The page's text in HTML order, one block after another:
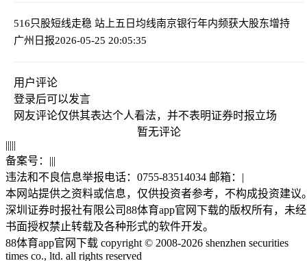
516只股短线走稳 站上五日均线南京银行年内频获大股东增持
广州日报2026-05-25 20:05:35
用户评论
登录后可以发言
网友评论仅供其表达个人看法，并不表明证券时报立场
暂无评论
|||||
备案号： |||
违法和不良信息举报电话：0755-83514034 邮箱： |
本网站提供之资料或信息，仅供投资者参考，不构成投资建议
深圳证券时报社有限公司88体育app官网下载的版权所有，未经
书面授权禁止转载及各种形式的软件开发。
88体育app官网下载 copyright © 2008-2026 shenzhen securities
times co., ltd. all rights reserved